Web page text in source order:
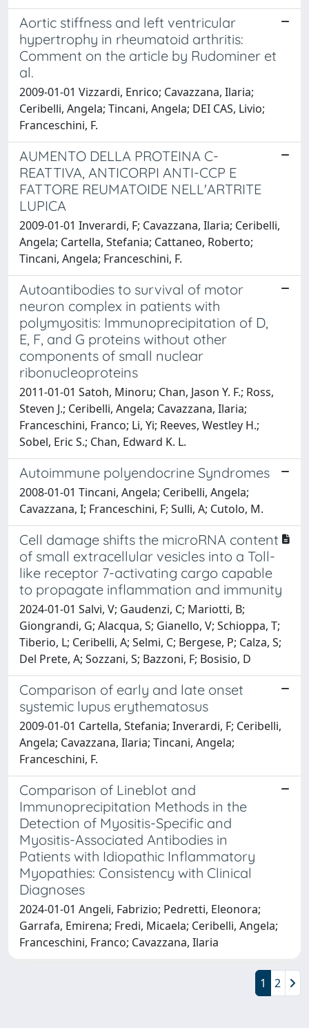
Aortic stiffness and left ventricular
hypertrophy in rheumatoid arthritis:
Comment on the article by Rudominer et
al.
2009-01-01 Vizzardi, Enrico; Cavazzana, Ilaria;
Ceribelli, Angela; Tincani, Angela; DEI CAS, Livio;
Franceschini, F.
AUMENTO DELLA PROTEINA C-
REATTIVA, ANTICORPI ANTI-CCP E
FATTORE REUMATOIDE NELL'ARTRITE
LUPICA
2009-01-01 Inverardi, F; Cavazzana, Ilaria; Ceribelli,
Angela; Cartella, Stefania; Cattaneo, Roberto;
Tincani, Angela; Franceschini, F.
Autoantibodies to survival of motor
neuron complex in patients with
polymyositis: Immunoprecipitation of D,
E, F, and G proteins without other
components of small nuclear
ribonucleoproteins
2011-01-01 Satoh, Minoru; Chan, Jason Y. F.; Ross,
Steven J.; Ceribelli, Angela; Cavazzana, Ilaria;
Franceschini, Franco; Li, Yi; Reeves, Westley H.;
Sobel, Eric S.; Chan, Edward K. L.
Autoimmune polyendocrine Syndromes
2008-01-01 Tincani, Angela; Ceribelli, Angela;
Cavazzana, I; Franceschini, F; Sulli, A; Cutolo, M.
Cell damage shifts the microRNA content
of small extracellular vesicles into a Toll-
like receptor 7-activating cargo capable
to propagate inflammation and immunity
2024-01-01 Salvi, V; Gaudenzi, C; Mariotti, B;
Giongrandi, G; Alacqua, S; Gianello, V; Schioppa, T;
Tiberio, L; Ceribelli, A; Selmi, C; Bergese, P; Calza, S;
Del Prete, A; Sozzani, S; Bazzoni, F; Bosisio, D
Comparison of early and late onset
systemic lupus erythematosus
2009-01-01 Cartella, Stefania; Inverardi, F; Ceribelli,
Angela; Cavazzana, Ilaria; Tincani, Angela;
Franceschini, F.
Comparison of Lineblot and
Immunoprecipitation Methods in the
Detection of Myositis-Specific and
Myositis-Associated Antibodies in
Patients with Idiopathic Inflammatory
Myopathies: Consistency with Clinical
Diagnoses
2024-01-01 Angeli, Fabrizio; Pedretti, Eleonora;
Garrafa, Emirena; Fredi, Micaela; Ceribelli, Angela;
Franceschini, Franco; Cavazzana, Ilaria
1 2